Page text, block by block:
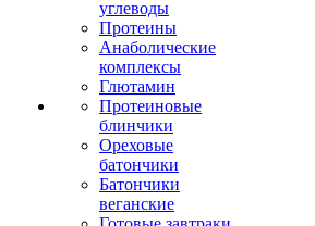
углеводы
Протеины
Анаболические
комплексы
Глютамин
Протеиновые
блинчики
Ореховые
батончики
Батончики
веганские